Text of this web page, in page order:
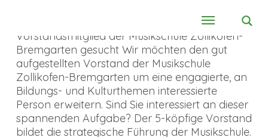
Vorstandsmitglied der Musikschule Zollikofen-
Bremgarten gesucht Wir möchten den gut
aufgestellten Vorstand der Musikschule
Zollikofen-Bremgarten um eine engagierte, an
Bildungs- und Kulturthemen interessierte
Person erweitern. Sind Sie interessiert an dieser
spannenden Aufgabe? Der 5-köpfige Vorstand
bildet die strategische Führung der Musikschule.